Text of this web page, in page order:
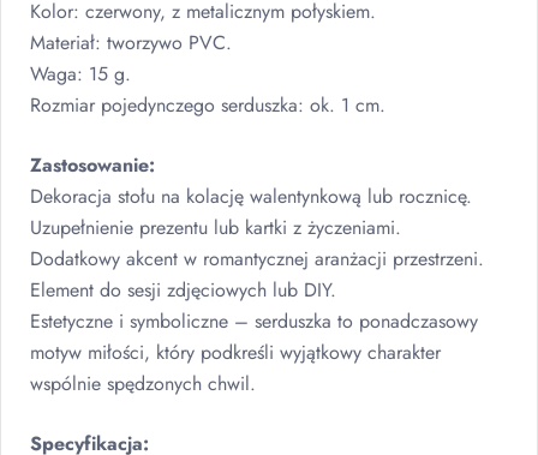
Kolor: czerwony, z metalicznym połyskiem.
Materiał: tworzywo PVC.
Waga: 15 g.
Rozmiar pojedynczego serduszka: ok. 1 cm.
Zastosowanie:
Dekoracja stołu na kolację walentynkową lub rocznicę.
Uzupełnienie prezentu lub kartki z życzeniami.
Dodatkowy akcent w romantycznej aranżacji przestrzeni.
Element do sesji zdjęciowych lub DIY.
Estetyczne i symboliczne – serduszka to ponadczasowy
motyw miłości, który podkreśli wyjątkowy charakter
wspólnie spędzonych chwil.
Specyfikacja: